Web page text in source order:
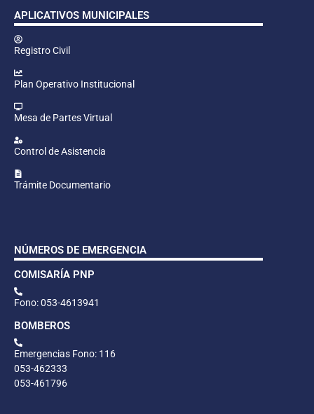
APLICATIVOS MUNICIPALES
Registro Civil
Plan Operativo Institucional
Mesa de Partes Virtual
Control de Asistencia
Trámite Documentario
NÚMEROS DE EMERGENCIA
COMISARÍA PNP
Fono: 053-4613941
BOMBEROS
Emergencias Fono: 116
053-462333
053-461796